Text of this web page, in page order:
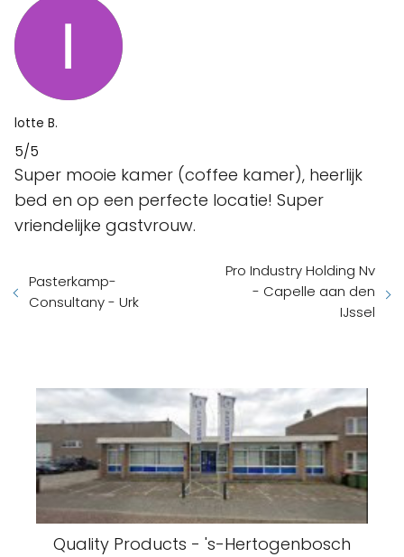
lotte B.
5/5
Super mooie kamer (coffee kamer), heerlijk
bed en op een perfecte locatie! Super
vriendelijke gastvrouw.
Pasterkamp-
Consultany - Urk
Pro Industry Holding Nv
- Capelle aan den
IJssel
Quality Products - 's-Hertogenbosch